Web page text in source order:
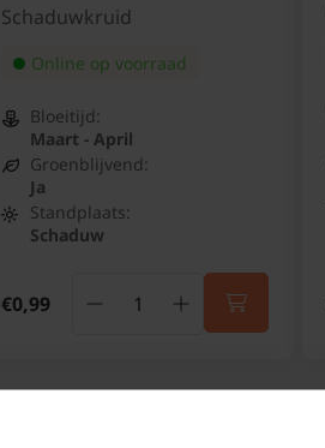
Schaduwkruid
Online op voorraad
Bloeitijd:
Maart - April
Groenblijvend:
Ja
Standplaats:
Schaduw
€0,99